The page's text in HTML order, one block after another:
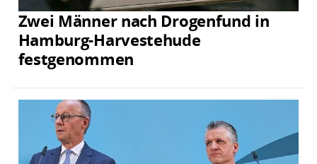
Zwei Männer nach Drogenfund in
Hamburg-Harvestehude
festgenommen